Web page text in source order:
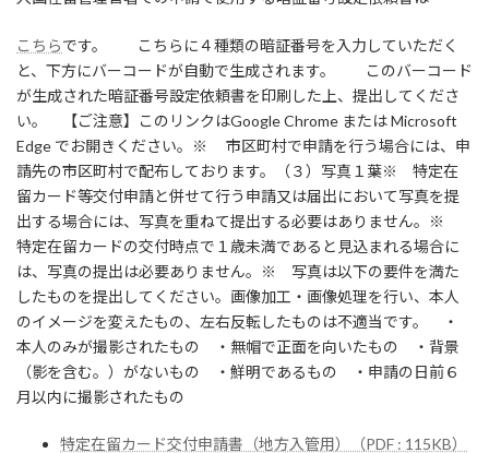
こちらです。 こちらに４種類の暗証番号を入力していただく
と、下方にバーコードが自動で生成されます。 このバーコード
が生成された暗証番号設定依頼書を印刷した上、提出してくださ
い。 【ご注意】このリンクはGoogle Chrome または Microsoft
Edge でお開きください。※ 市区町村で申請を行う場合には、申
請先の市区町村で配布しております。（３）写真１葉※ 特定在
留カード等交付申請と併せて行う申請又は届出において写真を提
出する場合には、写真を重ねて提出する必要はありません。※
特定在留カードの交付時点で１歳未満であると見込まれる場合に
は、写真の提出は必要ありません。※ 写真は以下の要件を満た
したものを提出してください。画像加工・画像処理を行い、本人
のイメージを変えたもの、左右反転したものは不適当です。 ・
本人のみが撮影されたもの ・無帽で正面を向いたもの ・背景
（影を含む。）がないもの ・鮮明であるもの ・申請の日前６
月以内に撮影されたもの
特定在留カード交付申請書（地方入管用）（PDF : 115KB）